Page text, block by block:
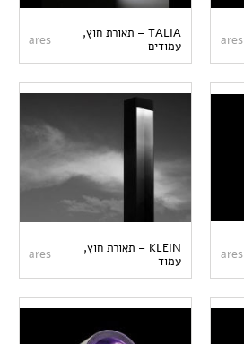
ares
TALIA – תאורת חוץ,
עמודים
ares
ares
KLEIN – תאורת חוץ,
עמוד
ares